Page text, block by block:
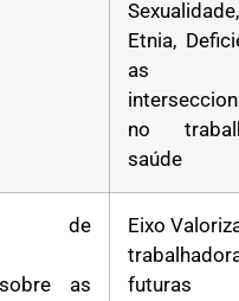
Etnia,
as
no
saúde
de
as
Eixo
futuras